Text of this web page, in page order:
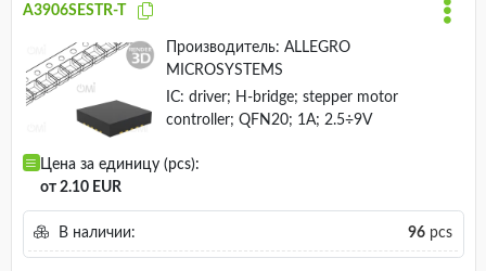
A3906SESTR-T
Производитель: ALLEGRO
MICROSYSTEMS
IC: driver; H-bridge; stepper motor
controller; QFN20; 1A; 2.5÷9V
Цена за единицу (pcs):
от 2.10 EUR
В наличии: 96pcs